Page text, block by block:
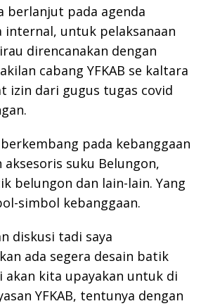
berlanjut pada agenda
internal, untuk pelaksanaan
direncanakan dengan
cabang YFKAB se kaltara
izin dari gugus tugas covid
pada kebanggaan
suku Belungon,
belungon dan lain-lain. Yang
simbol kebanggaan.
diskusi tadi saya
ada segera desain batik
akan kita upayakan untuk di
YFKAB, tentunya dengan